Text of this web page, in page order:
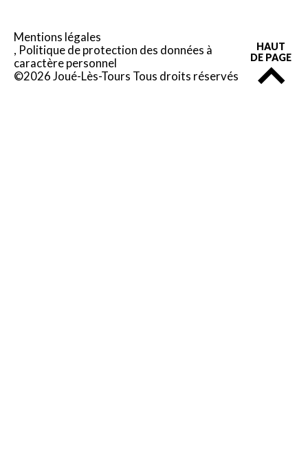
Mentions légales
Politique de protection des données à
caractère personnel
©2026 Joué-Lès-Tours Tous droits réservés
HAUT
DE PAGE